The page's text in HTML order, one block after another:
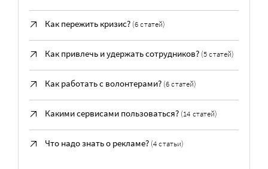
Как пережить кризис? (6 статей)
Как привлечь и удержать сотрудников? (5 статей)
Как работать с волонтерами? (6 статей)
Какими сервисами пользоваться? (14 статей)
Что надо знать о рекламе? (4 статьи)